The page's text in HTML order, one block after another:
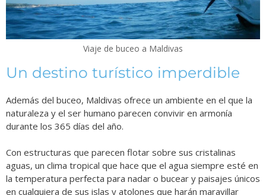
Viaje de buceo a Maldivas
Un destino turístico imperdible
Además del buceo, Maldivas ofrece un ambiente en el que la
naturaleza y el ser humano parecen convivir en armonía
durante los 365 días del año.
Con estructuras que parecen flotar sobre sus cristalinas
aguas, un clima tropical que hace que el agua siempre esté en
la temperatura perfecta para nadar o bucear y paisajes únicos
en cualquiera de sus islas y atolones que harán maravillar